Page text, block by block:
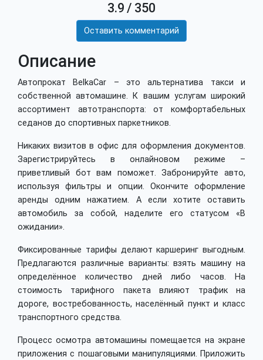
3.9 / 350
Оставить комментарий
Описание
Автопрокат BelkaCar – это альтернатива такси и
собственной автомашине. К вашим услугам широкий
ассортимент автотранспорта: от комфортабельных
седанов до спортивных паркетников.
Никаких визитов в офис для оформления документов.
Зарегистрируйтесь в онлайновом режиме –
приветливый бот вам поможет. Забронируйте авто,
используя фильтры и опции. Окончите оформление
аренды одним нажатием. А если хотите оставить
автомобиль за собой, наделите его статусом «В
ожидании».
Фиксированные тарифы делают каршеринг выгодным.
Предлагаются различные варианты: взять машину на
определённое количество дней либо часов. На
стоимость тарифного пакета влияют трафик на
дороге, востребованность, населённый пункт и класс
транспортного средства.
Процесс осмотра автомашины помещается на экране
приложения с пошаговыми манипуляциями. Приложить